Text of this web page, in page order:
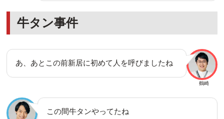
牛タン事件
鶴崎
あ、あとこの前新居に初めて人を呼びましたね
この間牛タンやってたね